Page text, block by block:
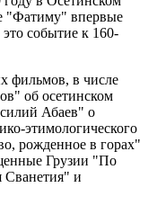
"Фатиму" впервые
событие к 160-
фильмов, в числе
об осетинском
Абаев" о
этимологического
рожденное в горах"
Грузии "По
и